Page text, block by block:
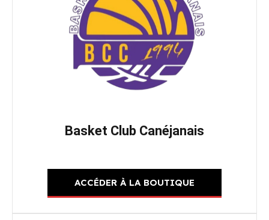
Basket Club Canéjanais
ACCÉDER À LA BOUTIQUE